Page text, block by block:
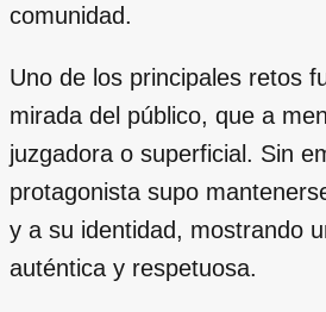
comunidad.
Uno de los principales retos
mirada del público, que a
juzgadora o superficial. Sin
protagonista supo
y a su identidad, mostrando
auténtica y respetuosa.